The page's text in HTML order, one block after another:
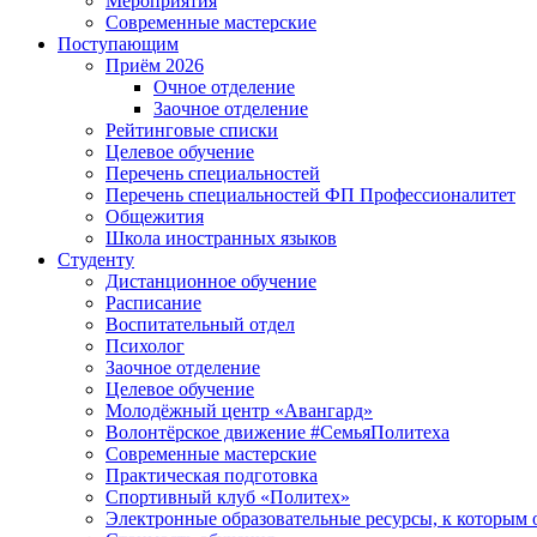
Современные мастерские
Поступающим
Приём 2026
Очное отделение
Заочное отделение
Рейтинговые списки
Целевое обучение
Перечень специальностей
Перечень специальностей ФП Профессионалитет
Общежития
Школа иностранных языков
Студенту
Дистанционное обучение
Расписание
Воспитательный отдел
Психолог
Заочное отделение
Целевое обучение
Молодёжный центр «Авангард»
Волонтёрское движение #СемьяПолитеха
Современные мастерские
Практическая подготовка
Спортивный клуб «Политех»
Электронные образовательные ресурсы, к которым